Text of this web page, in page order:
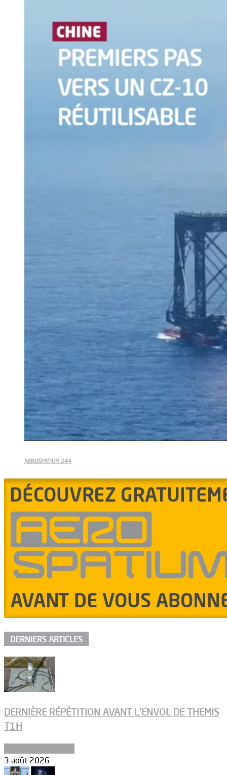
AEROSPATIUM 244
DERNIERS ARTICLES
DERNIÈRE RÉPÉTITION AVANT L’ENVOL DE THEMIS
T1H
3 août 2026